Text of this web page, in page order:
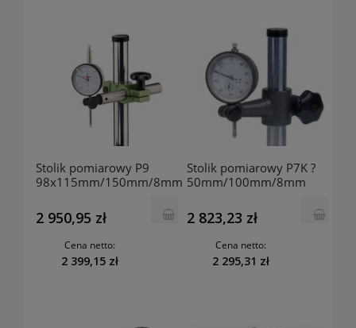
Stolik pomiarowy P9
98x115mm/150mm/8mm
2 950,95 zł
Cena netto:
2 399,15 zł
Stolik pomiarowy P7K ?
50mm/100mm/8mm
2 823,23 zł
Cena netto:
2 295,31 zł